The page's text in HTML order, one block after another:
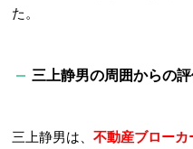
た。
三上静男の周囲からの
三上静男は、 不動産ブローカ